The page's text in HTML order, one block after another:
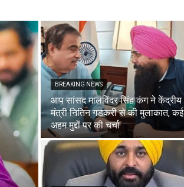
BREAKING NEWS
आप सांसद मालविंदर सिंह कंग ने केंद्रीय
मंत्री नितिन गडकरी से की मुलाकात, कई
अहम मुद्दों पर की चर्चा